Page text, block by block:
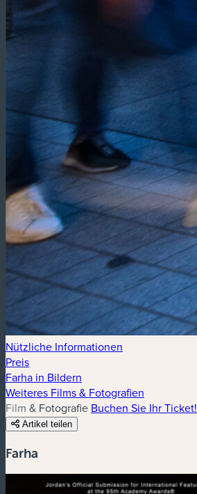
Nützliche Informationen
Preis
Farha in Bildern
Weiteres Films & Fotografien
Film & Fotografie Buchen Sie Ihr Ticket!
Artikel teilen
Farha